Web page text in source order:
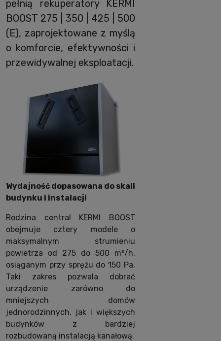
pełnią rekuperatory KERMI
BOOST 275 | 350 | 425 | 500
(E), zaprojektowane z myślą
o komforcie, efektywności i
przewidywalnej eksploatacji.
Wydajność dopasowana do skali
budynku i instalacji
Rodzina central KERMI BOOST
obejmuje cztery modele o
maksymalnym strumieniu
powietrza od 275 do 500 m³/h,
osiąganym przy sprężu do 150 Pa.
Taki zakres pozwala dobrać
urządzenie zarówno do
mniejszych domów
jednorodzinnych, jak i większych
budynków z bardziej
rozbudowaną instalacją kanałową.